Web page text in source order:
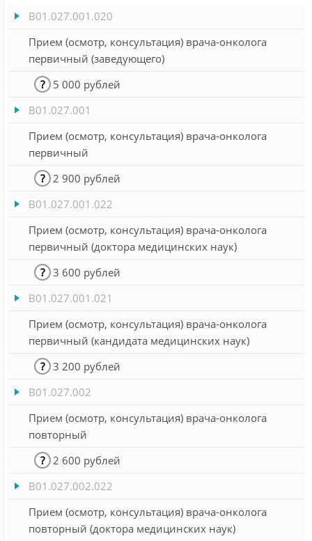
B01.027.001.020
Прием (осмотр, консультация) врача-онколога
первичный (заведующего)
?
5 000 рублей
B01.027.001
Прием (осмотр, консультация) врача-онколога
первичный
? 2 900 рублей
B01.027.001.022
Прием (осмотр, консультация) врача-онколога
первичный (доктора медицинских наук)
? 3 600 рублей
B01.027.001.021
Прием (осмотр, консультация) врача-онколога
первичный (кандидата медицинских наук)
? 3 200 рублей
B01.027.002
Прием (осмотр, консультация) врача-онколога
повторный
? 2 600 рублей
B01.027.002.022
Прием (осмотр, консультация) врача-онколога
повторный (доктора медицинских наук)